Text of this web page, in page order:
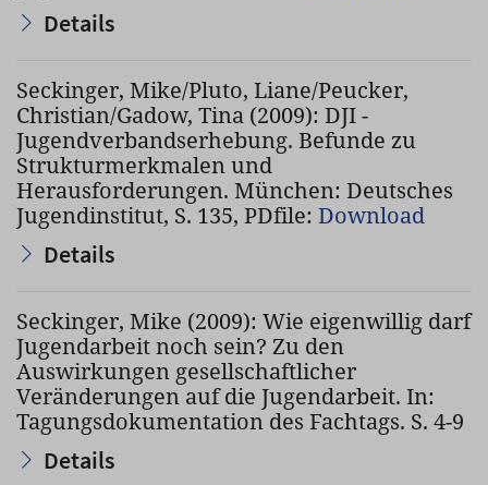
Details
Seckinger, Mike/Pluto, Liane/Peucker,
Christian/Gadow, Tina (2009): DJI -
Jugendverbandserhebung. Befunde zu
Strukturmerkmalen und
Herausforderungen. München: Deutsches
Jugendinstitut, S. 135, PDfile: Download
Details
Seckinger, Mike (2009): Wie eigenwillig darf
Jugendarbeit noch sein? Zu den
Auswirkungen gesellschaftlicher
Veränderungen auf die Jugendarbeit. In:
Tagungsdokumentation des Fachtags. S. 4-9
Details